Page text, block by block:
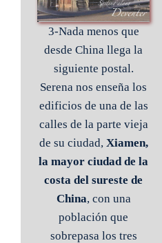
3-Nada menos que
desde China llega la
siguiente postal.
Serena nos enseña los
edificios de una de las
calles de la parte vieja
de su ciudad, Xiamen,
la mayor ciudad de la
costa del sureste de
China, con una
población que
sobrepasa los tres